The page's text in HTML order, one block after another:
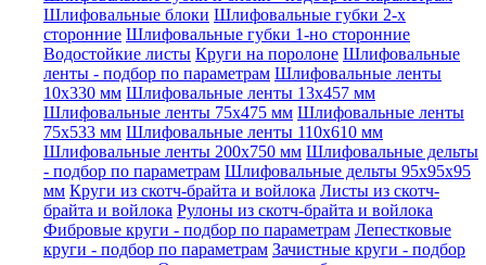
Шлифовальные блоки Шлифовальные губки 2-х
сторонние Шлифовальные губки 1-но сторонние
Водостойкие листы Круги на поролоне Шлифовальные
ленты - подбор по параметрам Шлифовальные ленты
10x330 мм Шлифовальные ленты 13x457 мм
Шлифовальные ленты 75x475 мм Шлифовальные ленты
75x533 мм Шлифовальные ленты 110x610 мм
Шлифовальные ленты 200x750 мм Шлифовальные дельты
- подбор по параметрам Шлифовальные дельты 95x95x95
мм Круги из скотч-брайта и войлока Листы из скотч-
брайта и войлока Рулоны из скотч-брайта и войлока
Фибровые круги - подбор по параметрам Лепестковые
круги - подбор по параметрам Зачистные круги - подбор